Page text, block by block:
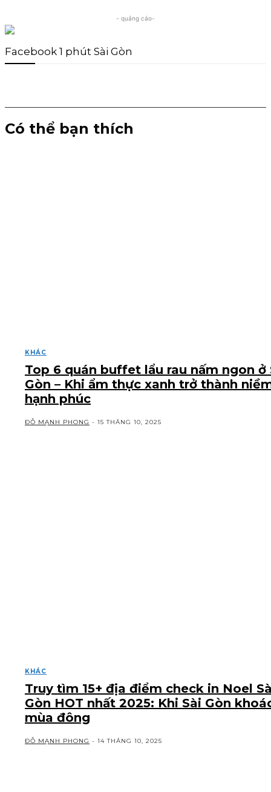
- quảng cáo-
Facebook 1 phút Sài Gòn
Có thể bạn thích
KHÁC
Top 6 quán buffet lẩu rau nấm ngon ở
Gòn – Khi ẩm thực xanh trở thành
hạnh phúc
ĐỖ MẠNH PHONG - 15 THÁNG 10, 2025
KHÁC
Truy tìm 15+ địa điểm check in Noel
Gòn HOT nhất 2025: Khi Sài Gòn
mùa đông
ĐỖ MẠNH PHONG - 14 THÁNG 10, 2025